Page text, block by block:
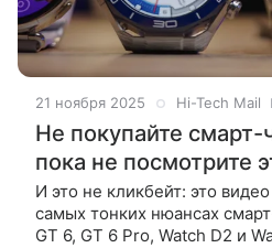
21 ноября 2025 Hi-Tech Mail
Не покупайте
пока не посмотрите
И это не кликбейт: это
самых тонких нюансах
GT 6, GT 6 Pro, Watch D2 и